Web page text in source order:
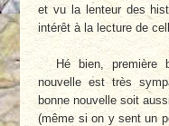
et vu la lenteur des
intérêt à la lecture de
Hé bien,
nouvelle est très
bonne nouvelle soit
(même si on y sent un